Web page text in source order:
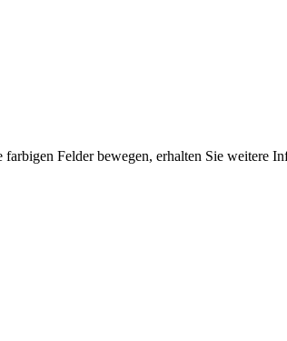
Felder bewegen, erhalten Sie weitere